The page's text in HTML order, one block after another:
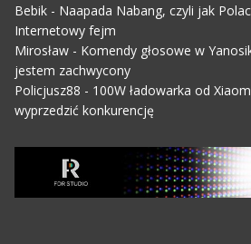
Bebik- Naapada Nabang, czyli jak
Internetowy fejm
Mirosław- Komendy głosowe w
jestem zachwycony
Policjusz88 - 100W ładowarka od
wyprzedzić konkurencję